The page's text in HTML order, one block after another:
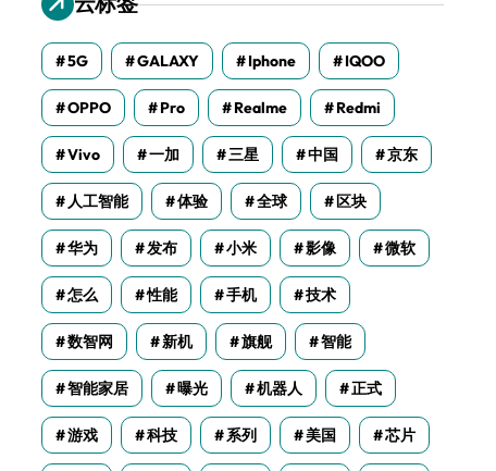
5G GALAXY Iphone IQOO
OPPO Pro Realme Redmi
Vivo 一加 三星 中国 京东
人工智能 体验 全球 区块
华为 发布 小米 影像 微软
怎么 性能 手机 技术
数智网 新机 旗舰 智能
智能家居 曝光 机器人 正式
游戏 科技 系列 美国 芯片